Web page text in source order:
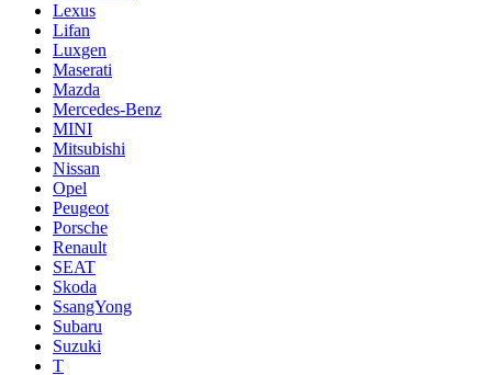
Lexus
Lifan
Luxgen
Maserati
Mazda
Mercedes-Benz
MINI
Mitsubishi
Nissan
Opel
Peugeot
Porsche
Renault
SEAT
Skoda
SsangYong
Subaru
Suzuki
T